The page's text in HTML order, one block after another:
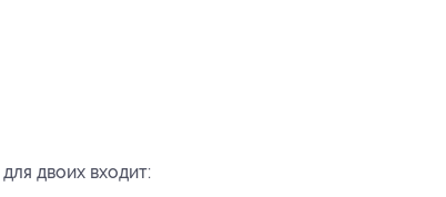
двоих входит: